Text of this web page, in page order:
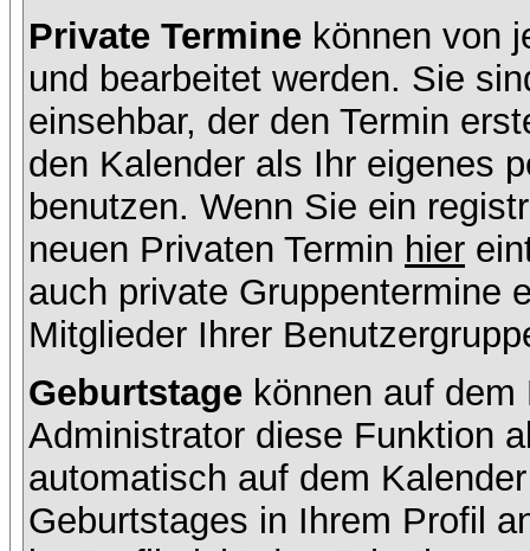
Private Termine können von
und bearbeitet werden. Sie
einsehbar, der den Termin
den Kalender als Ihr eigenes
benutzen. Wenn Sie ein
neuen Privaten Termin hier
auch private Gruppentermine
Mitglieder Ihrer
Geburtstage können auf
Administrator diese Funktion
automatisch auf dem
Geburtstages in Ihrem Profil